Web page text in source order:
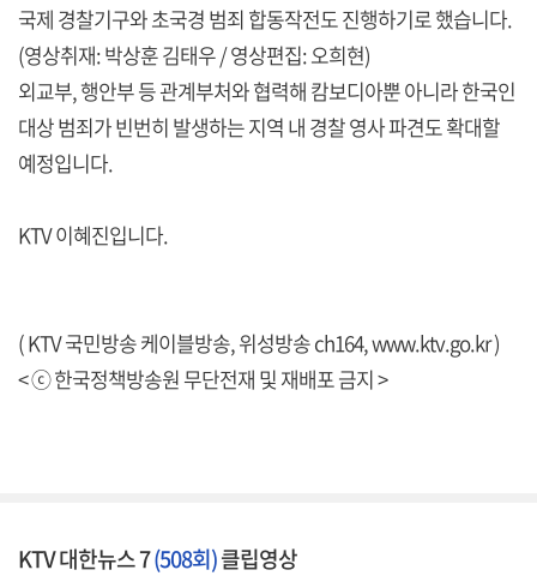
국제 경찰기구와 초국경 범죄 합동작전도 진행하기로 했습니다.
(영상취재: 박상훈 김태우 / 영상편집: 오희현)
외교부, 행안부 등 관계부처와 협력해 캄보디아뿐 아니라 한국인
대상 범죄가 빈번히 발생하는 지역 내 경찰 영사 파견도 확대할
예정입니다.
KTV 이혜진입니다.
( KTV 국민방송 케이블방송, 위성방송 ch164,www.ktv.go.kr)
< ⓒ 한국정책방송원 무단전재 및 재배포 금지 >
KTV 대한뉴스 7(508회)클립영상